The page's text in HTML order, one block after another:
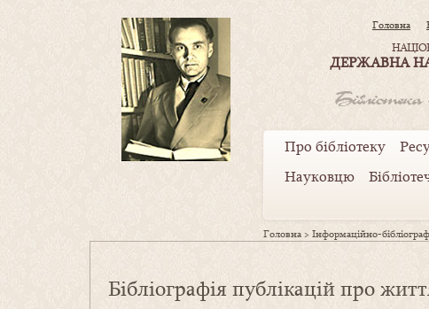
Головна
ДЕРЖАВНА
Про бібліотеку
Науковцю
Головна >Інформаційно-
Бібліографія публікацій про